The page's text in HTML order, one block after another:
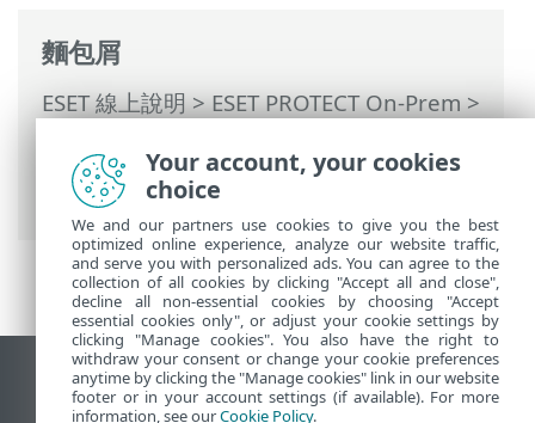
麵包屑
ESET 線上說明>ESET PROTECT On-Prem>
>本機部署> 建立代理程式 (和 ESET 安
全性產品) 安裝程式—Windows
檢視桌面網站
Your account, your cookies
choice
We and our partners use cookies to give you the best
optimized online experience, analyze our website traffic,
and serve you with personalized ads. You can agree to the
collection of all cookies by clicking "Accept all and close",
decline all non-essential cookies by choosing "Accept
essential cookies only", or adjust your cookie settings by
clicking "Manage cookies". You also have the right to
withdraw your consent or change your cookie preferences
anytime by clicking the "Manage cookies" link in our website
footer or in your account settings (if available). For more
information, see ourCookie Policy.